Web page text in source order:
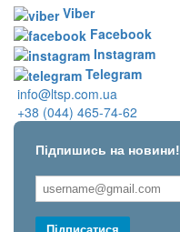
Viber
Facebook
Instagram
Telegram
info@ltsp.com.ua
+38 (044) 465-74-62
Підпишись на новини!